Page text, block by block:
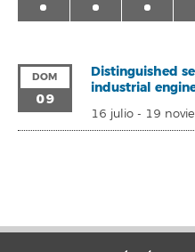
DOM
09
Distinguished
industrial
16 julio- 19